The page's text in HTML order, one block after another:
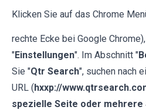
Klicken Sie auf das Chrome
rechte Ecke bei Google
"Einstellungen". Im Abschnitt "
Sie "Qtr Search", suchen nach
URL (hxxp://
spezielle Seite oder